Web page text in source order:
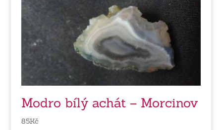
Modro bílý achát – Morcinov
85Kč